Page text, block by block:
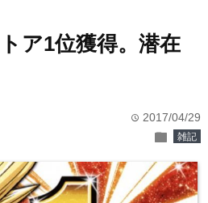
ア1位獲得。潜在
time 2017/04/29
folder 雑記